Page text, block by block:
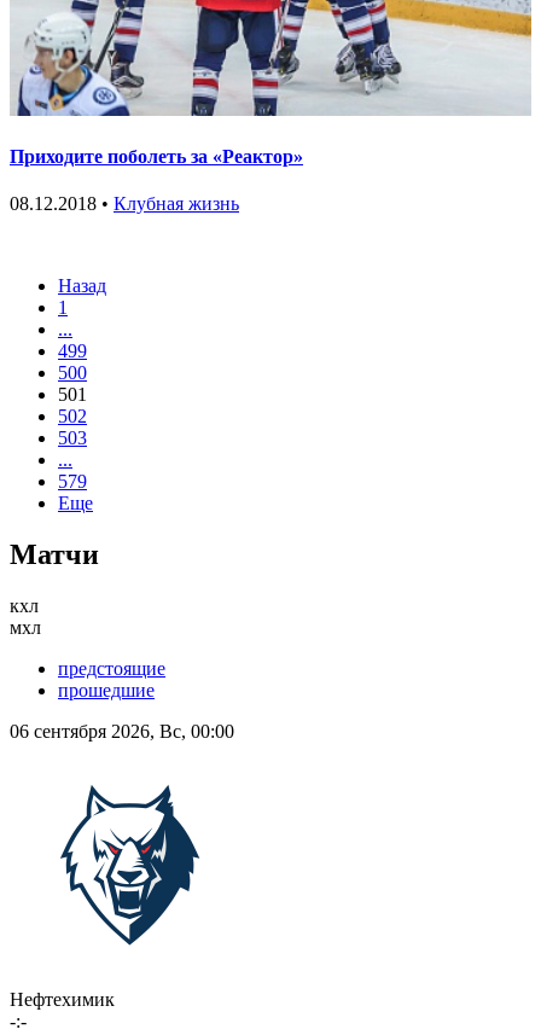
Приходите поболеть за «Реактор»
08.12.2018 • Клубная жизнь
Назад
1
...
499
500
501
502
503
...
579
Еще
Матчи
кхл
мхл
предстоящие
прошедшие
06 сентября 2026, Вс, 00:00
Нефтехимик
-:-